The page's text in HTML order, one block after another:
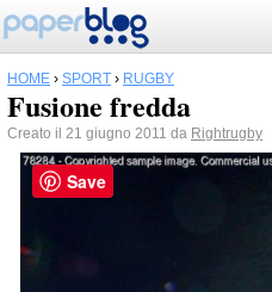
HOME › SPORT › RUGBY
Fusione fredda
Creato il 21 giugno 2011 da Rightrugby
Save